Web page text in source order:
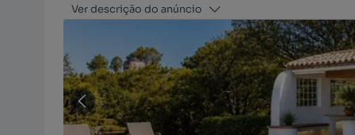
Ver descrição do anúncio